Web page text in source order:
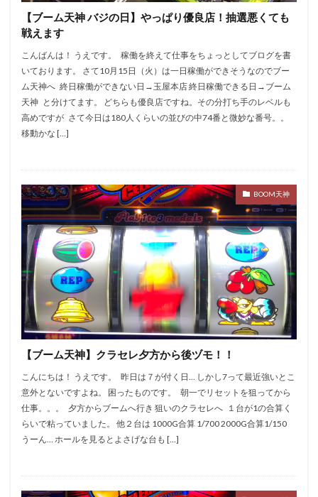
【ブーム天神 バジの日】やっぱり優良店！抽選悪くても
戦えます
こんばんは！ うえです。 稼働を終えて仕事をちょっとしてブログを書
いております。 さて10月15日（火）は一日稼働ができそうなのでブー
ム天神へ 終日稼働ができない日→玉屋本店 終日稼働できる日→ブーム
天神 と分けてます。 どちらも優良店ですね。その分打ち手のレベルも
高めですが さて今日は180人くらいの並びの中74番と微妙な番号。。
移動かな […]
BOOM天神
【ブーム天神】クラセレ夕方から後ヅモ！！
こんにちは！ うえです。 昨日は７が付く日… しかし7って最近強いとこ
意外とないですよね。 困ったものです。 朝一でリセットを狙ってから
仕事。。。 夕方からブームへ行き 狙いのクラセレへ １台が1の合算く
らいで粘っていました。 他２台は 1000G合算 1/700 2000G合算1/150
うーん… ホールを見るとよさげな台も […]